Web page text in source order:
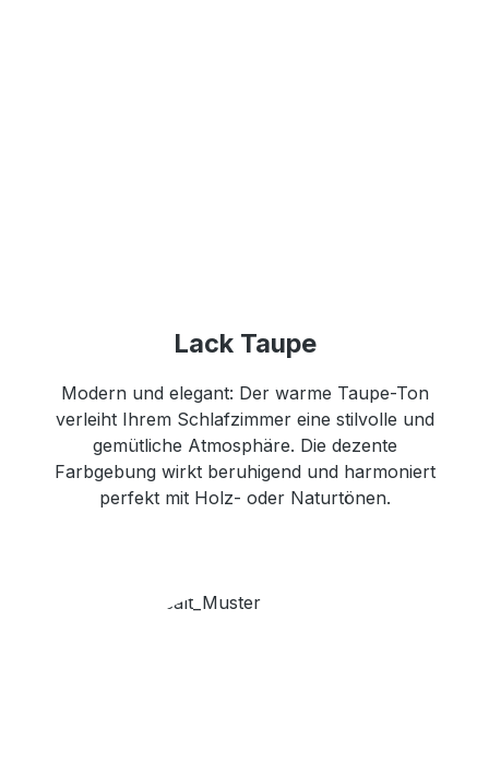
Lack Taupe
Modern und elegant: Der warme Taupe-Ton
verleiht Ihrem Schlafzimmer eine stilvolle und
gemütliche Atmosphäre. Die dezente
Farbgebung wirkt beruhigend und harmoniert
perfekt mit Holz- oder Naturtönen.